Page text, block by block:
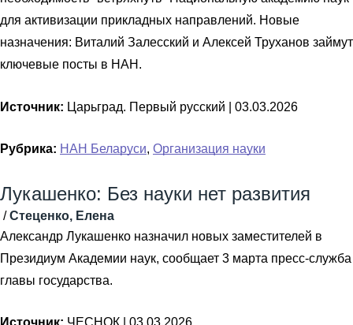
для активизации прикладных направлений. Новые
назначения: Виталий Залесский и Алексей Труханов займут
ключевые посты в НАН.
Источник: Царьград. Первый русский | 03.03.2026
Рубрика: НАН Беларуси, Организация науки
Лукашенко: Без науки нет развития
/Стеценко, Елена
Александр Лукашенко назначил новых заместителей в
Президиум Академии наук, сообщает 3 марта пресс-служба
главы государства.